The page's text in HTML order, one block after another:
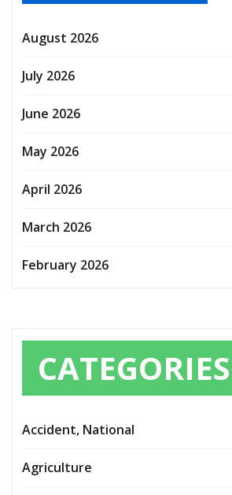
August 2026
July 2026
June 2026
May 2026
April 2026
March 2026
February 2026
CATEGORIES
Accident, National
Agriculture